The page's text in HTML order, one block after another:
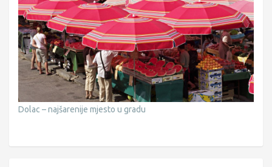
Dolac – najšarenije mjesto u gradu